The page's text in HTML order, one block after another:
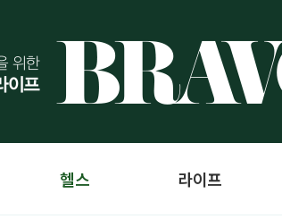
헬스 라이프